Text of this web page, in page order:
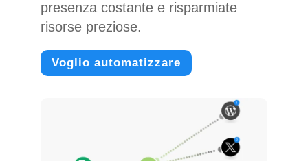
presenza costante e risparmiate
risorse preziose.
Voglio automatizzare